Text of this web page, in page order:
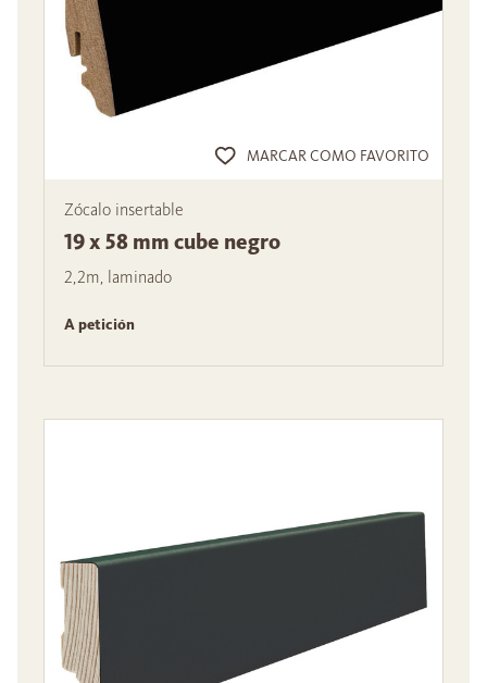
MARCAR COMO FAVORITO
Zócalo insertable
19 x 58 mm cube negro
2,2m, laminado
A petición